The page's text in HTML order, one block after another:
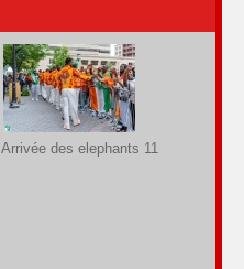
Arrivée des elephants 11